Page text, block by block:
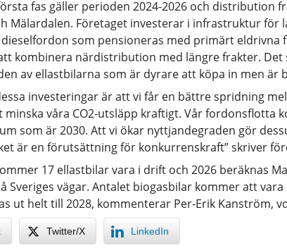
fas gäller perioden 2024-2026 och distribution
Mälardalen. Företaget investerar i infrastruktur för
som pensioneras med primärt
kombinera närdistribution med längre frakter. Det
av ellastbilarna som är dyrare att köpa in men är
investeringar är att vi får en bättre spridning
minska våra CO2-utsläpp kraftigt. Vår fordonsflotta
som är 2030. Att vi ökar nyttjandegraden gör
är en förutsättning för konkurrenskraft” skriver
17 ellastbilar vara i drift och 2026 beräknas
Sveriges vägar. Antalet biogasbilar kommer att
ut helt till 2028, kommenterar Per-Erik Kanström,
Twitter/X LinkedIn